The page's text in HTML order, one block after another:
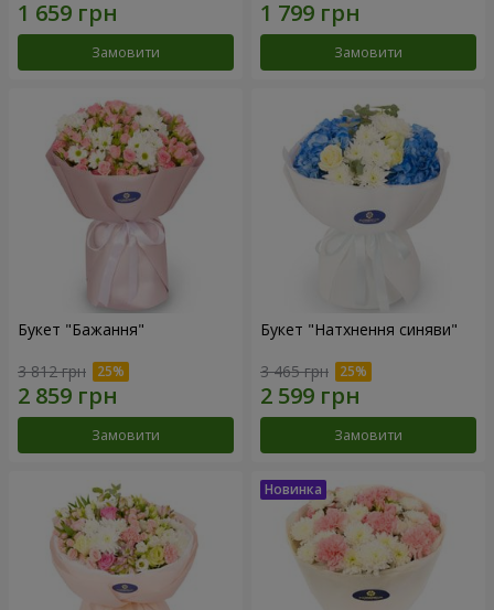
Замовити Замовити
Букет "Бажання"
3 812 грн
Замовити
Букет "Натхнення синяви"
3 465 грн
Замовити